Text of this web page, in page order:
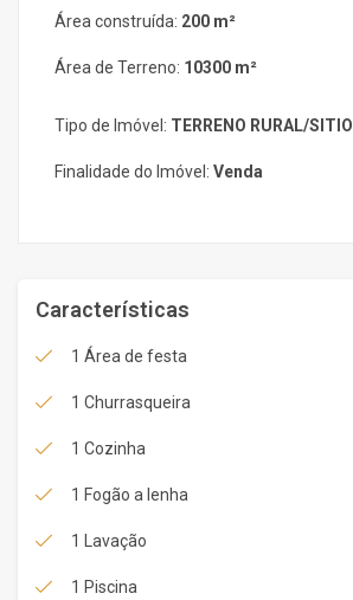
Área construída: 200 m²
Área de Terreno: 10300 m²
Tipo de Imóvel: TERRENO RURAL/SITIO
Finalidade do Imóvel: Venda
Características
1 Área de festa
1 Churrasqueira
1 Cozinha
1 Fogão a lenha
1 Lavação
1 Piscina